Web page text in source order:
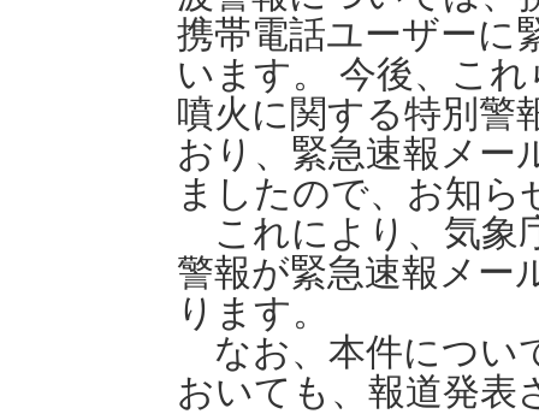
携帯電話ユーザーに
います。 今後、こ
噴火に関する特別警
おり、緊急速報メー
ましたので、お知ら
これにより、気象
警報が緊急速報メー
ります。
なお、本件につい
おいても、報道発表